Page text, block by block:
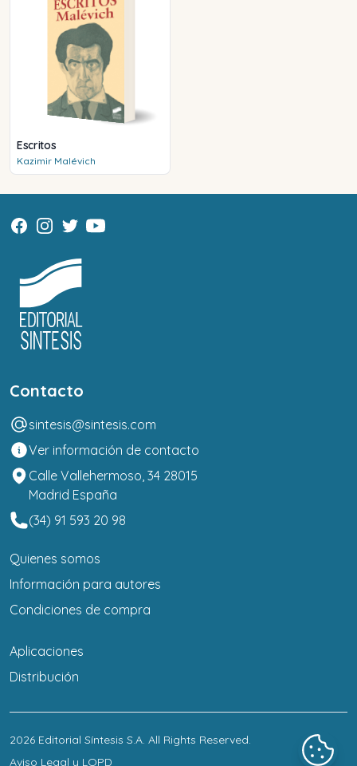
Escritos
Kazimir Malévich
Contacto
sintesis@sintesis.com
Ver información de contacto
Calle Vallehermoso, 34 28015
Madrid España
(34) 91 593 20 98
Quienes somos
Información para autores
Condiciones de compra
Aplicaciones
Distribución
2026 Editorial Síntesis S.A. All Rights Reserved.
Aviso Legal y LOPD